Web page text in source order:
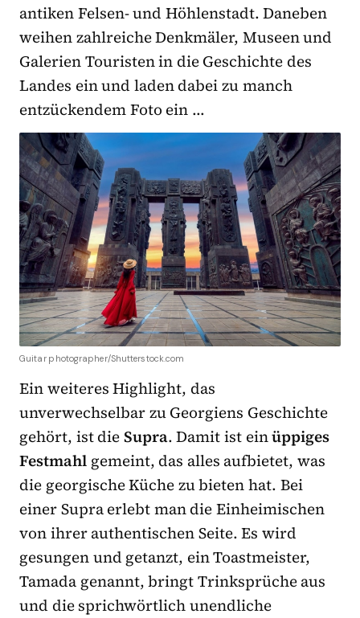
antiken Felsen- und Höhlenstadt. Daneben
weihen zahlreiche Denkmäler, Museen und
Galerien Touristen in die Geschichte des
Landes ein und laden dabei zu manch
entzückendem Foto ein …
Guitar photographer/Shutterstock.com
Ein weiteres Highlight, das
unverwechselbar zu Georgiens Geschichte
gehört, ist dieSupra. Damit ist einüppiges
Festmahl gemeint, das alles aufbietet, was
die georgische Küche zu bieten hat. Bei
einer Supra erlebt man die Einheimischen
von ihrer authentischen Seite. Es wird
gesungen und getanzt, ein Toastmeister,
Tamada genannt, bringt Trinksprüche aus
und die sprichwörtlich unendliche